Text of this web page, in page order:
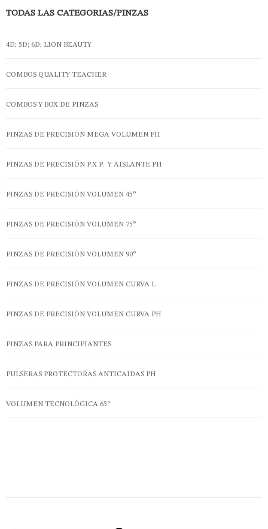
TODAS LAS CATEGORIAS/PINZAS
4D; 5D; 6D; LION BEAUTY
COMBOS QUALITY TEACHER
COMBOS Y BOX DE PINZAS
PINZAS DE PRECISIÓN MEGA VOLUMEN PH
PINZAS DE PRECISIÓN P.X P. Y AISLANTE PH
PINZAS DE PRECISIÓN VOLUMEN 45°
PINZAS DE PRECISIÓN VOLUMEN 75°
PINZAS DE PRECISIÓN VOLUMEN 90°
PINZAS DE PRECISIÓN VOLUMEN CURVA L
PINZAS DE PRECISIÓN VOLUMEN CURVA PH
PINZAS PARA PRINCIPIANTES
PULSERAS PROTECTORAS ANTICAIDAS PH
VOLUMEN TECNOLÓGICA 65°